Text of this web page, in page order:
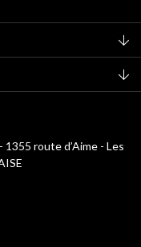
route d’Aime - Les